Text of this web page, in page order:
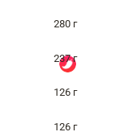
280 г
237 г
126 г
126 г